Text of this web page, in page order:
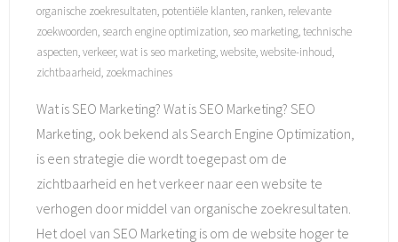
organische zoekresultaten, potentiële klanten, ranken, relevante
zoekwoorden, search engine optimization, seo marketing,technische
aspecten,verkeer,wat is seo marketing,website,website-inhoud,
zichtbaarheid, zoekmachines
Wat is SEO Marketing? Wat is SEO Marketing? SEO
Marketing, ook bekend als Search Engine Optimization,
is een strategie die wordt toegepast om de
zichtbaarheid en het verkeer naar een website te
verhogen door middel van organische zoekresultaten.
Het doel van SEO Marketing is om de website hoger te